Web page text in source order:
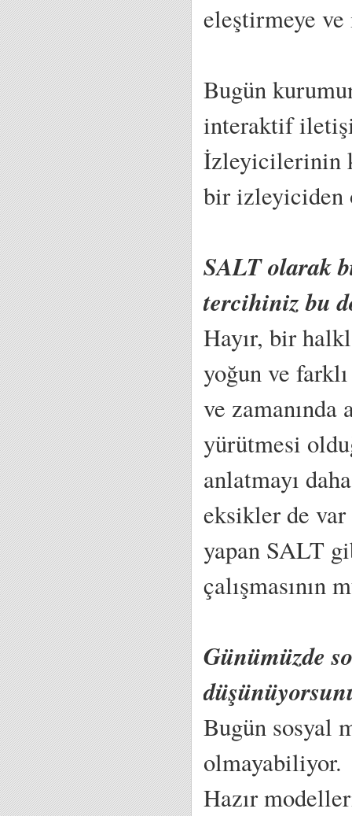
eleştirmeye
Bugün
interaktif
İzleyicilerinin
bir izleyiciden
SALT olarak
tercihiniz bu
Hayır, bir
yoğun ve
ve
yürütmesi
anlatmayı
eksikler de var
yapan SALT
çalışmasının
Günümüzde
Bugün sosyal
olmayabiliyor.
Hazır